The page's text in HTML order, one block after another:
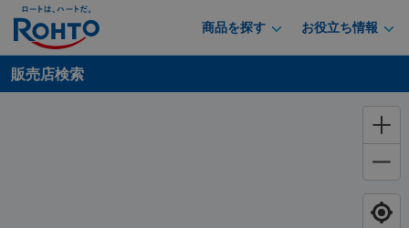
商品を探す お役立ち情報
販売店検索